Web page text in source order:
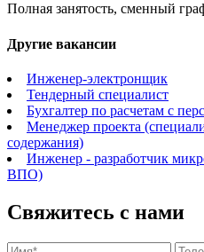
Полная занятость, сменный
Другие вакансии
Инженер-электронщик
Тендерный специалист
Бухгалтер по расчетам с
Менеджер проекта
содержания)
Инженер - разработчик
ВПО)
Свяжитесь с нами